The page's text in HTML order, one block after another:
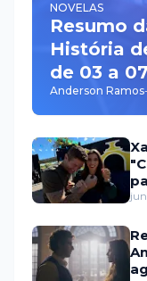
NOVELAS
Resumo
História
de 03 a
Anderson Ramos-